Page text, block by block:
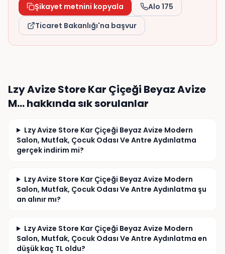
sunuluyor; satıcının gösterdiği eski/orijinal
fiyat 499 TL. Tuttuğum fiyat geçmişine göre ürün
son dönemde 279 TL seviyesine kadar düşmüştü,
dolayısıyla indirim öncesi referans fiyatın yapay
içinde uygulanan en düşük fiyat olmalıdır.
Konunun incelenmesini ve gereğinin yapılmasını
talep ederim.
Şikayet metnini kopyala
Alo 175
Ticaret Bakanlığı'na başvur
Lzy Avize Store Kar Çiçeği Beyaz Avize
M…hakkında sık sorulanlar
Lzy Avize Store Kar Çiçeği Beyaz Avize Modern
Salon, Mutfak, Çocuk Odası Ve Antre Aydınlatma
gerçek indirim mi?
Lzy Avize Store Kar Çiçeği Beyaz Avize Modern
Salon, Mutfak, Çocuk Odası Ve Antre Aydınlatma şu
an alınır mı?
Lzy Avize Store Kar Çiçeği Beyaz Avize Modern
Salon, Mutfak, Çocuk Odası Ve Antre Aydınlatma en
düşük kaç TL oldu?